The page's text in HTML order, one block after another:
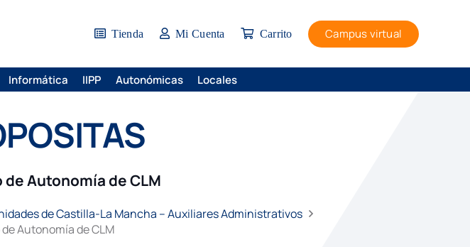
Tienda Mi Cuenta Carrito Campus virtual
Informática IIPP Autonómicas Locales
Autonomía de CLM
de Castilla-La Mancha – Auxiliares Administrativos
Autonomía de CLM